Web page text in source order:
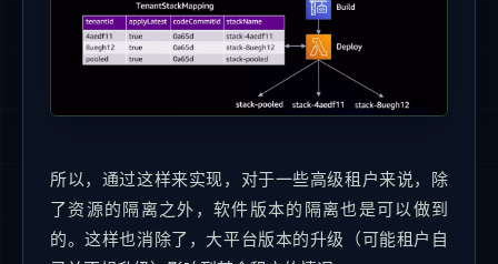
所以，通过这样来实现，对于一些高级租户来说，除
了资源的隔离之外，软件版本的隔离也是可以做到
的。这样也消除了，大平台版本的升级（可能租户自